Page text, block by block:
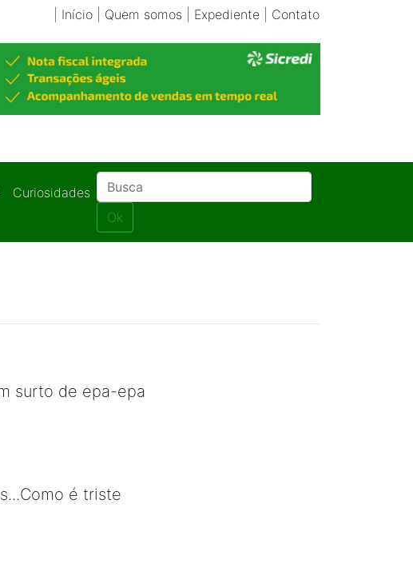
Início| Quem somos Expediente| Contato
Curiosidades
Ok
surto de epa-epa
é triste